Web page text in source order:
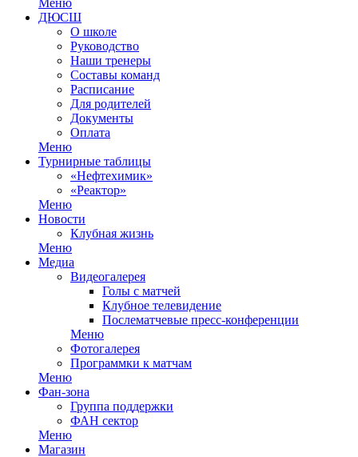
Меню
ДЮСШ
О школе
Руководство
Наши тренеры
Составы команд
Расписание
Для родителей
Документы
Оплата
Меню
Турнирные таблицы
«Нефтехимик»
«Реактор»
Меню
Новости
Клубная жизнь
Меню
Медиа
Видеогалерея
Голы с матчей
Клубное телевидение
Послематчевые пресс-конференции
Меню
Фотогалерея
Программки к матчам
Меню
Фан-зона
Группа поддержки
ФАН сектор
Меню
Магазин